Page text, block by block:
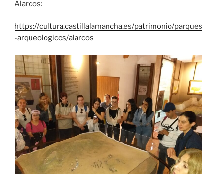
Alarcos:
https://cultura.castillalamancha.es/patrimonio/parques
-arqueologicos/alarcos